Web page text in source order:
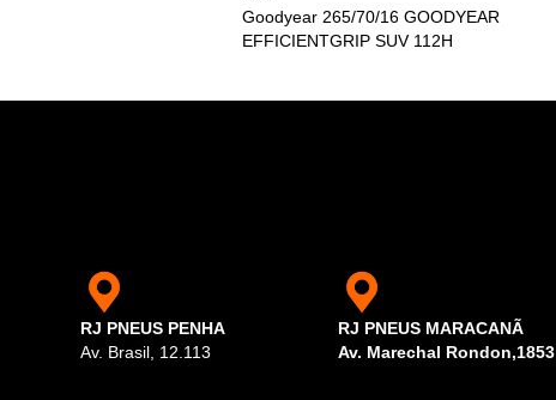
Goodyear 265/70/16 GOODYEAR
EFFICIENTGRIP SUV 112H
RJ PNEUS PENHA
Av. Brasil, 12.113
RJ PNEUS MARACANÃ
Av. Marechal Rondon,1853